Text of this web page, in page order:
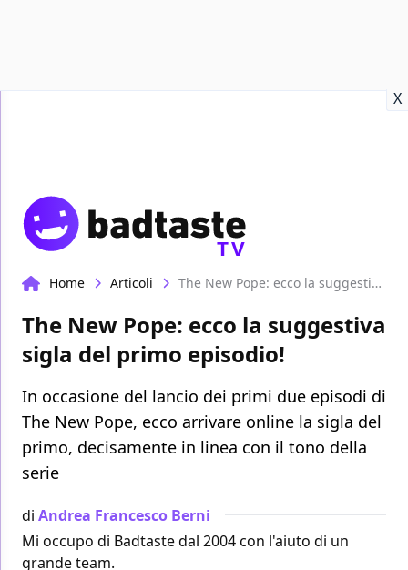
X
TV
Home Articoli The New Pope: ecco la suggestiva sigla del primo episodio!
The New Pope: ecco la suggestiva
sigla del primo episodio!
In occasione del lancio dei primi due episodi di
The New Pope, ecco arrivare online la sigla del
primo, decisamente in linea con il tono della
serie
di Andrea Francesco Berni
Mi occupo di Badtaste dal 2004 con l'aiuto di un
grande team.